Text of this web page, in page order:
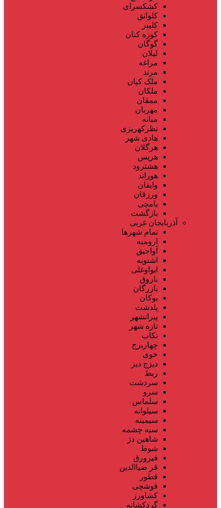
کشکسرای
کلوانق
کلیبر
کوزه کنان
گوگان
لیلان
مراغه
مرند
ملک کیان
ملکان
ممقان
مهربان
میانه
نظرکهریزی
هادی شهر
هرگلان
هریس
هشترود
هوراند
وایقان
ورزقان
یامچی
بازگشت
آذربایجان غربی
تمام شهر‌ها
ارومیه
آواجیق
اشنویه
ایواوغلی
باروق
بازرگان
بوکان
پلدشت
پیرانشهر
تازه شهر
تکاب
چهاربرج
خوی
دیزج دیز
ربط
سردشت
سرو
سلماس
سیلوانه
سیمینه
سیه چشمه
شاهین دژ
شوط
فیرورق
قر ضیاالدین
قطور
قوشچی
کشاورز
گردکشانه